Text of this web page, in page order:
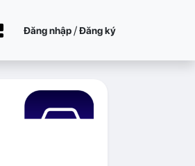
Đăng nhập /Đăng ký